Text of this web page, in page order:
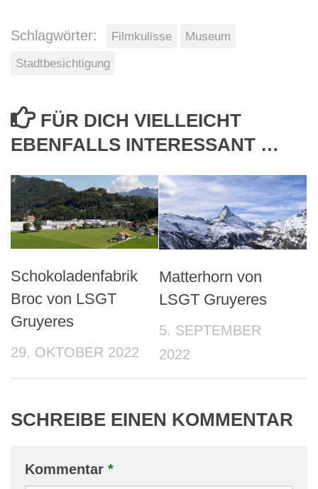
Schlagwörter: Filmkulisse
Museum
Stadtbesichtigung
FÜR DICH VIELLEICHT
EBENFALLS INTERESSANT …
Schokoladenfabrik
Broc von LSGT
Gruyeres
29. OKTOBER 2022
Matterhorn von
LSGT Gruyeres
5. SEPTEMBER
2022
SCHREIBE EINEN KOMMENTAR
Kommentar *